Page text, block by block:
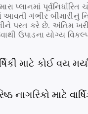
પ્લાનમાં
આવતી ગંભીર બીમારીનું
પરત કરે છે. અંતિમ
ઉપાડના યોગ્ય
માટે કોઈ વય
નાગરિકો માટે